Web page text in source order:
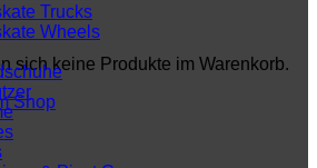
sich keine Produkte im Warenkorb.
Shop
Trucks
Wheels